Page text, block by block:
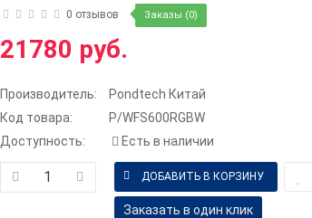
0 отзывов Заказы (0)
21780 руб.
Производитель:
Pondtech Китай
Код товара:
P/WFS600RGBW
Доступность:
Есть в наличии
Заказать в один клик